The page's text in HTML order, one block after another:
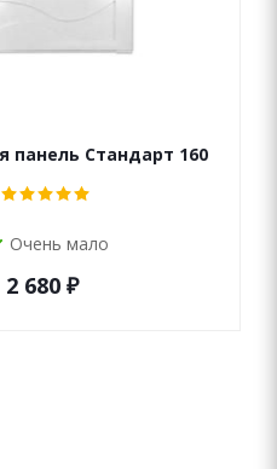
панель Стандарт 160
Очень мало
2 680 ₽